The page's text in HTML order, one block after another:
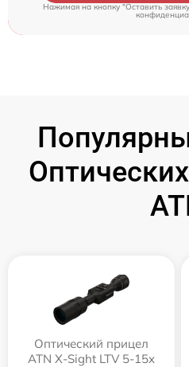
Нажимая на кнопку "Оставить
Оптический прицел
ATN X-Sight LTV 5-15x